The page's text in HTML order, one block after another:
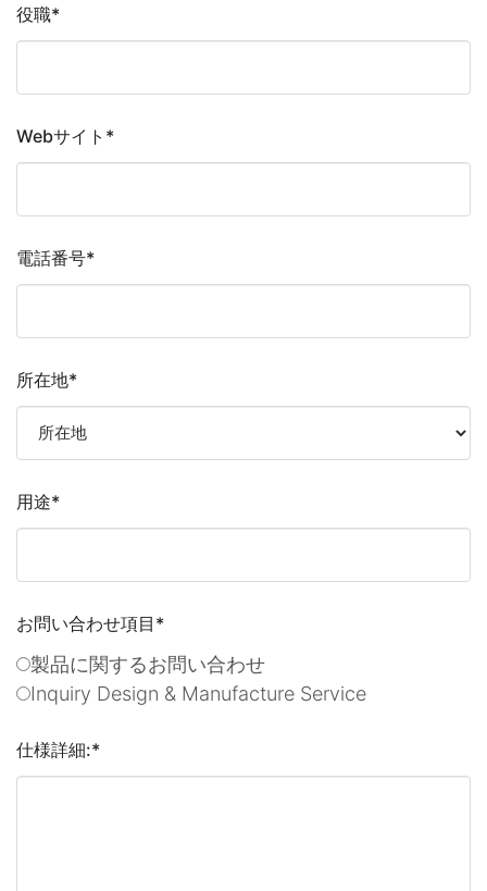
役職*
Webサイト *
電話番号*
所在地*
用途*
お問い合わせ項目 *
製品に関するお問い合わせ
Inquiry Design & Manufacture Service
仕様詳細:*